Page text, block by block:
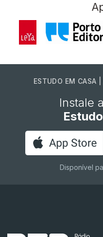
ESTUDO EM CASA
Instale
Disponível